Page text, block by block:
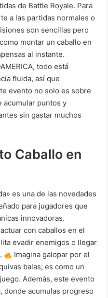
de Battle Royale. Para
a las partidas normales o
son sencillas pero
montar un caballo en
al instante.
todo está
fluida, así que
evento no solo es sobre
acumular puntos y
sin gastar muchos
Caballo en
es una de las novedades
para jugadores que
innovadoras.
con caballos en el
evadir enemigos o llegar
Imagina galopar por el
balas; es como un
Además, este evento
donde acumulas progreso